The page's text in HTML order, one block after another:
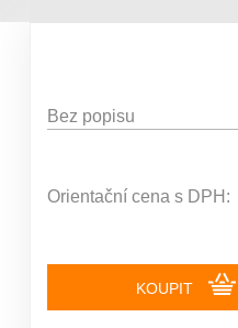
Bez popisu
Orientační cena s DPH:
KOUPIT